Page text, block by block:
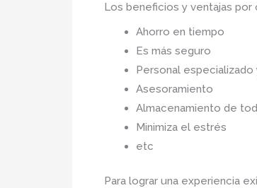
Los beneficios y ventajas por
Ahorro en tiempo
Es más seguro
Personal especializado
Asesoramiento
Almacenamiento de
Minimiza el estrés
etc
Para lograr una experiencia